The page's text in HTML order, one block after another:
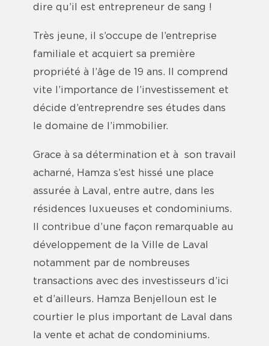
dire qu’il est entrepreneur de sang !
Très jeune, il s’occupe de l’entreprise
familiale et acquiert sa première
propriété à l’âge de 19 ans. Il comprend
vite l’importance de l’investissement et
décide d’entreprendre ses études dans
le domaine de l’immobilier.
Grace à sa détermination et à son travail
acharné, Hamza s’est hissé une place
assurée à Laval, entre autre, dans les
résidences luxueuses et condominiums.
Il contribue d’une façon remarquable au
développement de la Ville de Laval
notamment par de nombreuses
transactions avec des investisseurs d’ici
et d’ailleurs. Hamza Benjelloun est le
courtier le plus important de Laval dans
la vente et achat de condominiums.